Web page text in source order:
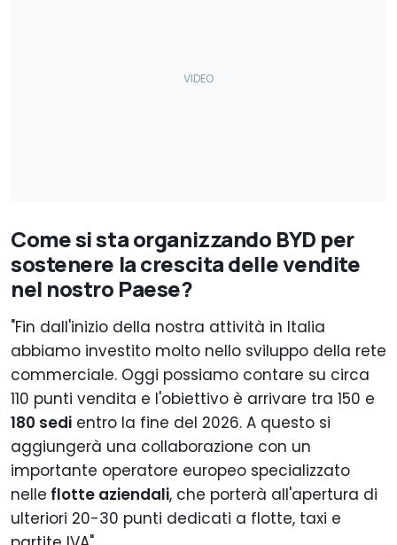
Come si sta organizzando BYD per
sostenere la crescita delle vendite
nel nostro Paese?
"Fin dall'inizio della nostra attività in Italia
abbiamo investito molto nello sviluppo della rete
commerciale. Oggi possiamo contare su circa
110 punti vendita e l'obiettivo è arrivare tra 150 e
180 sedi entro la fine del 2026. A questo si
aggiungerà una collaborazione con un
importante operatore europeo specializzato
nelle flotte aziendali, che porterà all'apertura di
ulteriori 20-30 punti dedicati a flotte, taxi e